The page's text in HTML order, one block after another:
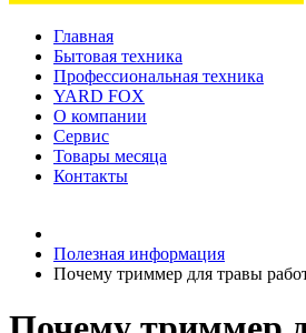
Главная
Бытовая техника
Профессиональная техника
YARD FOX
О компании
Сервис
Товары месяца
Контакты
Полезная информация
Почему триммер для травы